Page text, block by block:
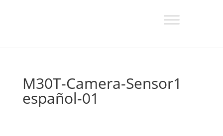
M30T-Camera-Sensor1
español-01